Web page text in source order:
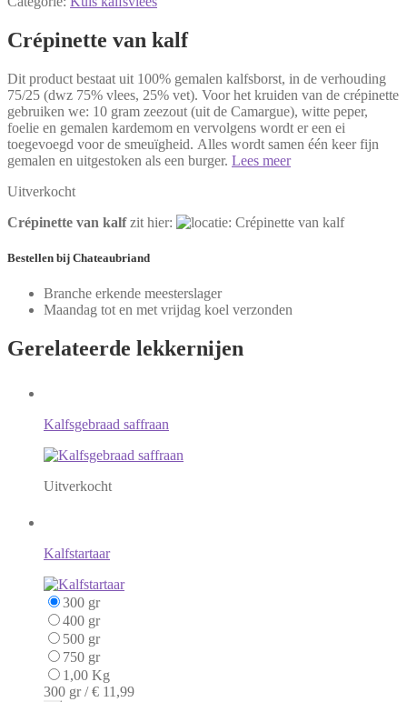
Crépinette van kalf
Dit product bestaat uit 100% gemalen kalfsborst, in de verhouding
75/25 (dwz 75% vlees, 25% vet). Voor het kruiden van de crépinette
gebruiken we: 10 gram zeezout (uit de Camargue), witte peper,
foelie en gemalen kardemom en vervolgens wordt er een ei
toegevoegd voor de smeuïgheid. Alles wordt samen één keer fijn
gemalen en uitgestoken als een burger. Lees meer
Uitverkocht
Crépinette van kalfzit hier:
Bestellen bij Chateaubriand
Branche erkende meesterslager
Maandag tot en met vrijdag koel verzonden
Gerelateerde lekkernijen
Kalfsgebraad saffraan
Uitverkocht
Kalfstartaar
300 gr
400 gr
500 gr
750 gr
1,00 Kg
300 gr /€ 11,99